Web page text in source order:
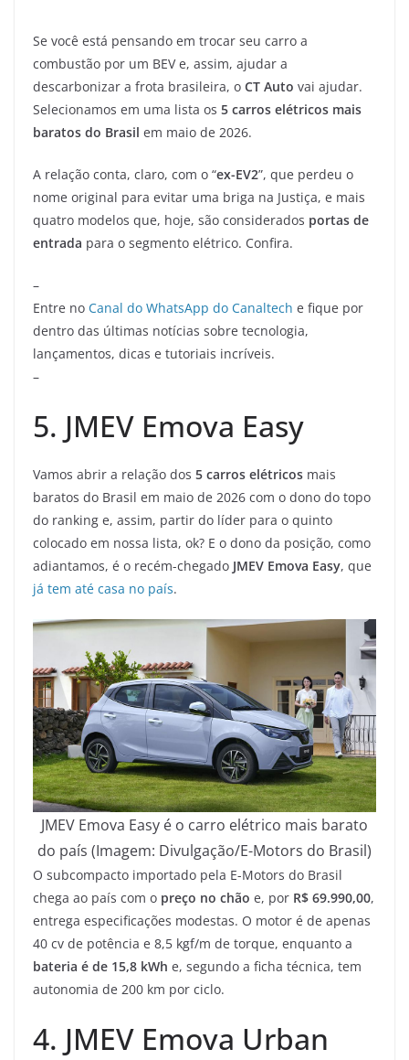
Se você está pensando em trocar seu carro a
combustão por um BEV e, assim, ajudar a
descarbonizar a frota brasileira, o CT Auto vai ajudar.
Selecionamos em uma lista os 5 carros elétricos mais
baratos do Brasil em maio de 2026.
A relação conta, claro, com o “ex-EV2”, que perdeu o
nome original para evitar uma briga na Justiça, e mais
quatro modelos que, hoje, são considerados portas de
entrada para o segmento elétrico. Confira.
–
Entre no Canal do WhatsApp do Canaltech e fique por
dentro das últimas notícias sobre tecnologia,
lançamentos, dicas e tutoriais incríveis.
–
5. JMEV Emova Easy
Vamos abrir a relação dos 5 carros elétricos mais
baratos do Brasil em maio de 2026 com o dono do topo
do ranking e, assim, partir do líder para o quinto
colocado em nossa lista, ok? E o dono da posição, como
adiantamos, é o recém-chegado JMEV Emova Easy, que
já tem até casa no país.
JMEV Emova Easy é o carro elétrico mais barato
do país (Imagem: Divulgação/E-Motors do Brasil)
O subcompacto importado pela E-Motors do Brasil
chega ao país com o preço no chão e, por R$ 69.990,00,
entrega especificações modestas. O motor é de apenas
40 cv de potência e 8,5 kgf/m de torque, enquanto a
bateria é de 15,8 kWh e, segundo a ficha técnica, tem
autonomia de 200 km por ciclo.
4. JMEV Emova Urban